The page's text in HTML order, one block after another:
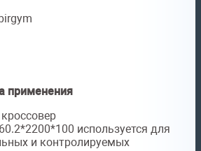
применения
используется для
и контролируемых